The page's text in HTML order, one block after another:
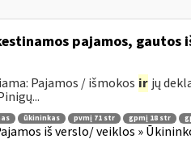
pajamos, gautos
Pajamos / išmokos ir jų
ūkininkas pvmį 71 str gpmį 18 str
iš verslo/ veiklos »